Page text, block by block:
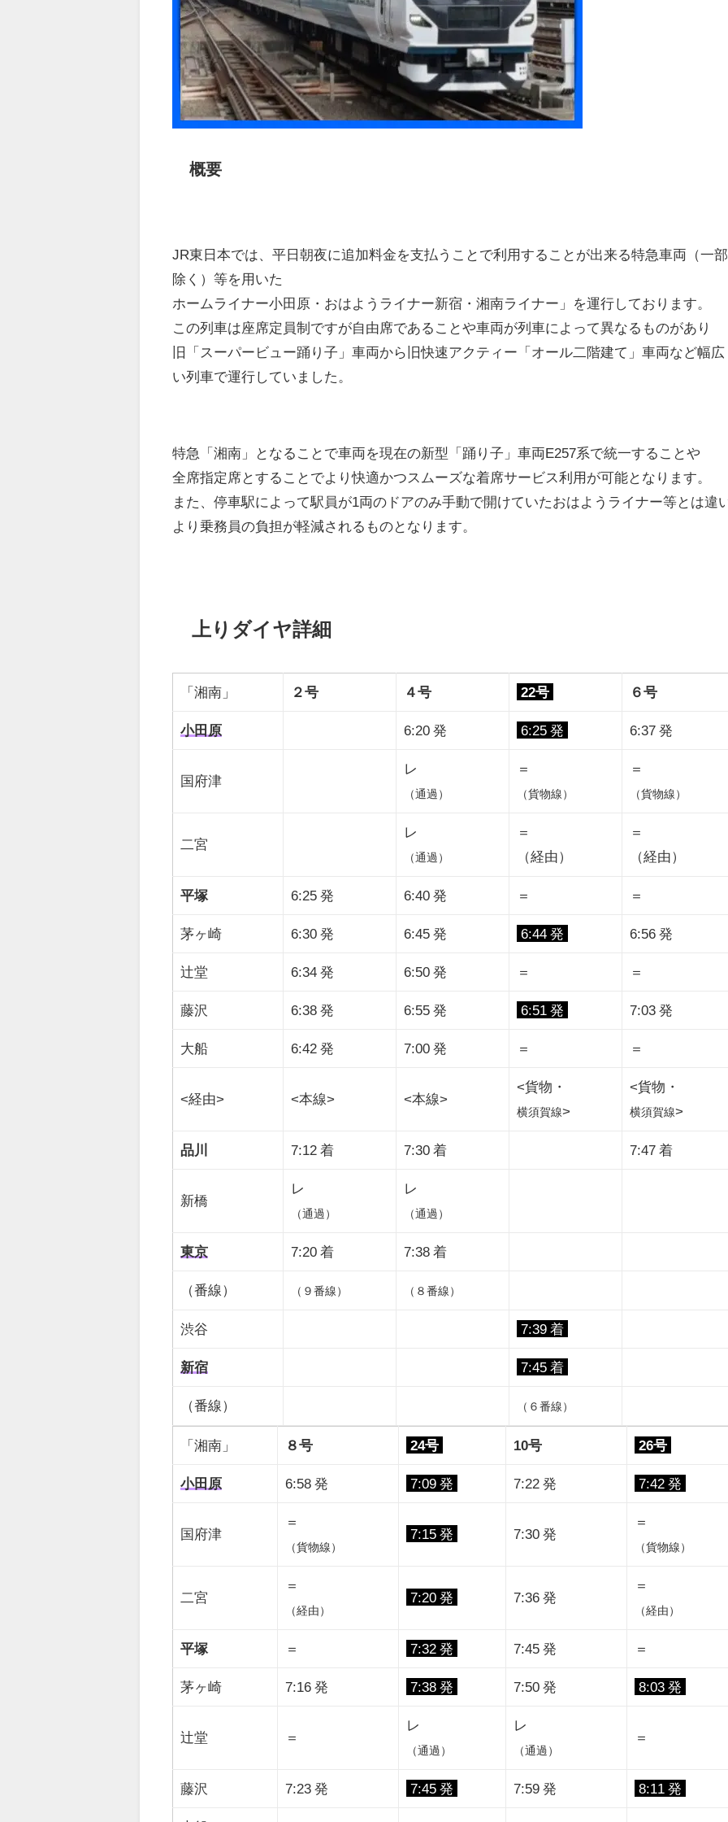
概要
JR東日本では、平日朝夜に追加料金を支払うことで利用することが出来る特急車両（一部
除く）等を用いた
ホームライナー小田原・おはようライナー新宿・湘南ライナー」を運行しております。
この列車は座席定員制ですが自由席であることや車両が列車によって異なるものがあり
旧「スーパービュー踊り子」車両から旧快速アクティー「オール二階建て」車両など幅広
い列車で運行していました。
特急「湘南」となることで車両を現在の新型「踊り子」車両E257系で統一することや
全席指定席とすることでより快適かつスムーズな着席サービス利用が可能となります。
また、停車駅によって駅員が1両のドアのみ手動で開けていたおはようライナー等とは違
より乗務員の負担が軽減されるものとなります。
上りダイヤ詳細
「湘南」 ２号 ４号 22号 ６号
小田原 6:20 発 6:25 発 6:37 発
国府津
レ
（通過）
＝
（貨物線）
＝
（貨物線）
二宮
レ
（通過）
＝
（経由）
＝
（経由）
平塚 6:25 発 6:40 発 ＝ ＝
茅ヶ崎 6:30 発 6:45 発 6:44 発 6:56 発
辻堂 6:34 発 6:50 発 ＝ ＝
藤沢 6:38 発 6:55 発 6:51 発 7:03 発
大船 6:42 発 7:00 発 ＝ ＝
<経由> <本線> <本線>
<貨物・
横須賀線>
<貨物・
横須賀線>
品川 7:12 着 7:30 着 7:47 着
新橋
レ
（通過）
レ
（通過）
東京 7:20 着 7:38 着
（番線） （９番線） （８番線）
渋谷 7:39 着
新宿 7:45 着
（番線） （６番線）
「湘南」 ８号 24号 10号 26号
小田原 6:58 発 7:09 発 7:22 発 7:42 発
国府津
＝
（貨物線）
7:15 発 7:30 発
＝
（貨物線）
二宮
＝
（経由）
7:20 発 7:36 発
＝
（経由）
平塚 ＝ 7:32 発 7:45 発 ＝
茅ヶ崎 7:16 発 7:38 発 7:50 発 8:03 発
辻堂 ＝
レ
（通過）
レ
（通過）
＝
藤沢 7:23 発 7:45 発 7:59 発 8:11 発